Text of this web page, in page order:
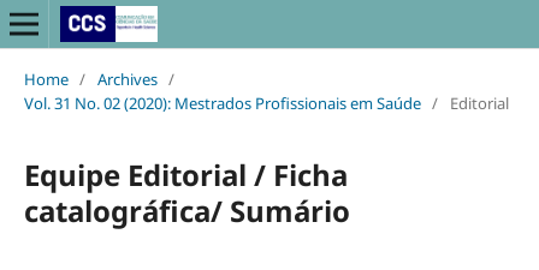
Home / Archives /
Vol. 31 No. 02 (2020): Mestrados Profissionais em Saúde / Editorial
Equipe Editorial / Ficha
catalográfica/ Sumário